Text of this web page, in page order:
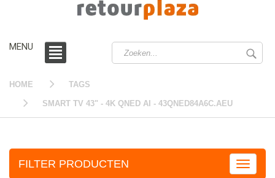
MENU
HOME TAGS
SMART TV 43" - 4K QNED AI - 43QNED84A6C.AEU
FILTER PRODUCTEN